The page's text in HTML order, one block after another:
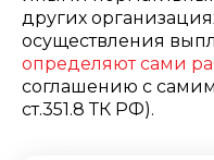
других
осуществления
определяют сами
соглашению с
ст.351.8 ТК РФ).